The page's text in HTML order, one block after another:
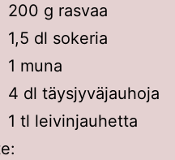
200 g rasvaa
1,5 dl sokeria
1 muna
4 dl täysjyväjauhoja
1 tl leivinjauhetta